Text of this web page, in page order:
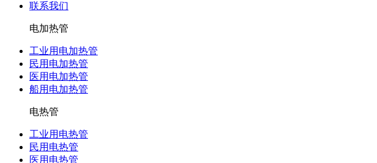
联系我们
电加热管
工业用电加热管
民用电加热管
医用电加热管
船用电加热管
电热管
工业用电热管
民用电热管
医用电热管